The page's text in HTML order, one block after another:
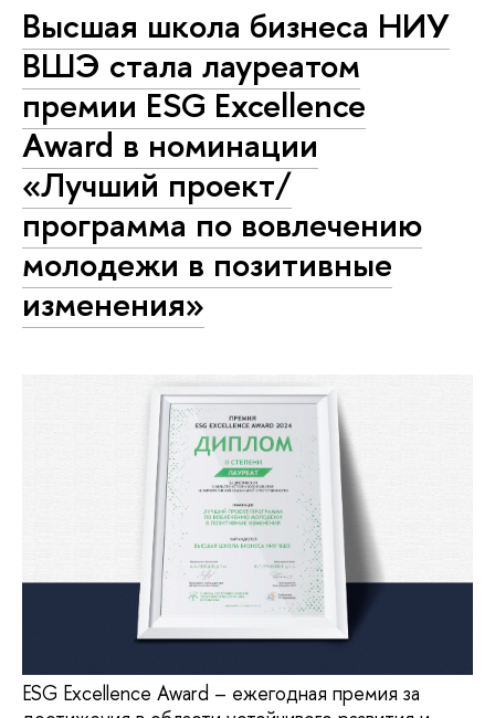
Высшая школа бизнеса НИУ
ВШЭ стала лауреатом
премии ESG Excellence
Award в номинации
«Лучший проект/
программа по вовлечению
молодежи в позитивные
изменения»
ESG Excellence Award – ежегодная премия за